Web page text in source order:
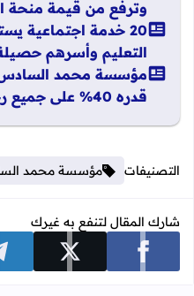
وترفع من قيمة منحة
20 خدمة اجتماعية
التعليم وأسرهم حصيلة
مؤسسة محمد السادس
قدره 40% على جميع رحلات القطار وسوبراتور
التصنيفات مؤسسة محمد
شارك المقال لتنفع به غيرك
شارك على facebook شارك على x